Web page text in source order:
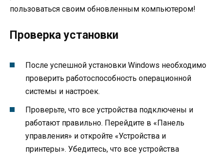
пользоваться своим обновленным компьютером!
Проверка установки
После успешной установки Windows необходимо
проверить работоспособность операционной
системы и настроек.
Проверьте, что все устройства подключены и
работают правильно. Перейдите в «Панель
управления» и откройте «Устройства и
принтеры». Убедитесь, что все устройства